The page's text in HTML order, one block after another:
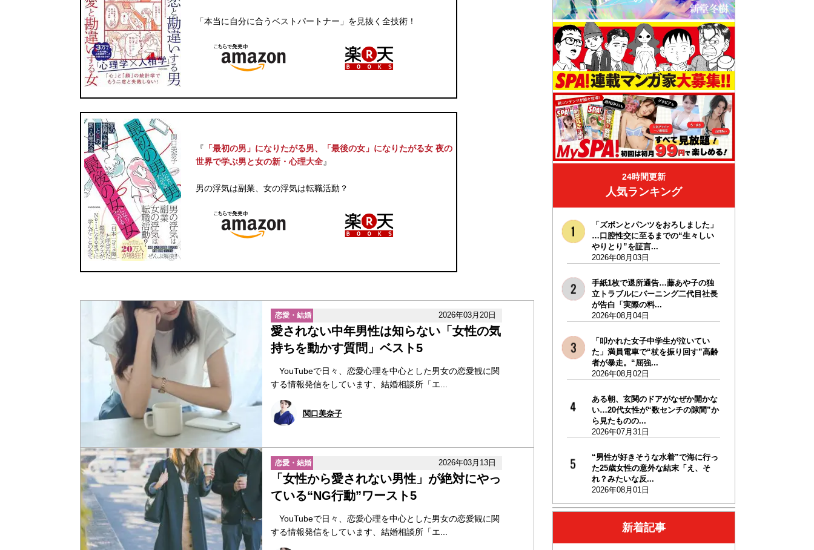
「本当に自分に合うベストパートナー」を見抜く全技術！
『 「最初の男」になりたがる男、「最後の女」になりたがる女 夜の
世界で学ぶ男と女の新・心理大全』
男の浮気は副業、女の浮気は転職活動？
恋愛・結婚 2026年03月20日
愛されない中年男性は知らない「女性の気
持ちを動かす質問」ベスト5
YouTubeで日々、恋愛心理を中心とした男女の恋愛観に関
する情報発信をしています、結婚相談所「エ...
関口美奈子
恋愛・結婚 2026年03月13日
「女性から愛されない男性」が絶対にやっ
ている“NG行動”ワースト5
YouTubeで日々、恋愛心理を中心とした男女の恋愛観に関
する情報発信をしています、結婚相談所「エ...
24時間更新
人気ランキング
「ズボンとパンツをおろしました」
…口腔性交に至るまでの“生々しい
やりとり”を証言...
2026年08月03日
手紙1枚で退所通告…藤あや子の独
立トラブルにバーニング二代目社長
が告白「実際の料...
2026年08月04日
「叩かれた女子中学生が泣いてい
た」満員電車で“杖を振り回す”高齢
者が暴走。“屈強...
2026年08月02日
ある朝、玄関のドアがなぜか開かな
い…20代女性が“数センチの隙間”か
ら見たものの...
2026年07月31日
“男性が好きそうな水着”で海に行っ
た25歳女性の意外な結末「え、そ
れ？みたいな反...
2026年08月01日
新着記事